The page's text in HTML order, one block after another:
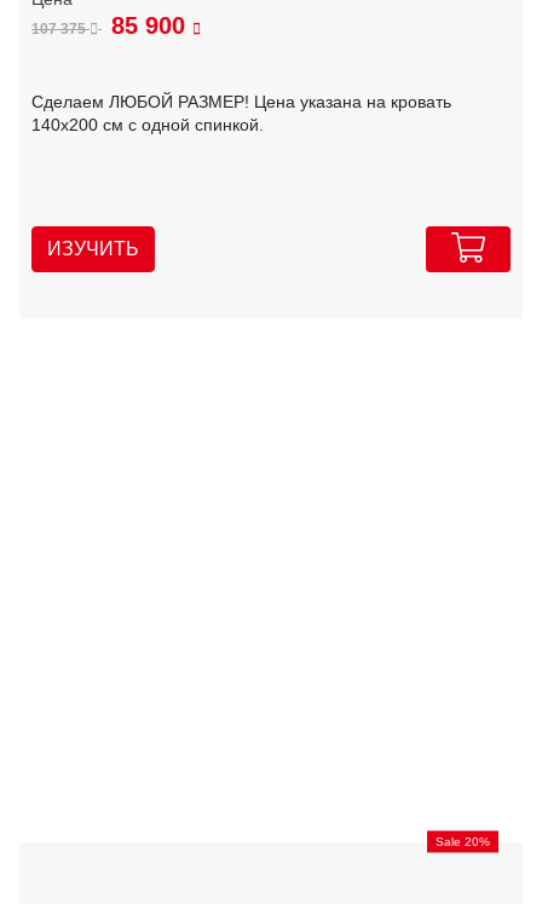
107 375 85 900
Сделаем ЛЮБОЙ РАЗМЕР! Цена указана на кровать
140х200 см с одной спинкой.
ИЗУЧИТЬ
Sale 20%